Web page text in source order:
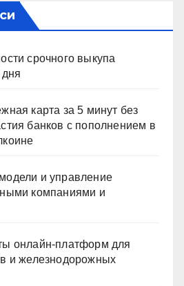
срочного выкупа
дня
карта за 5 минут без
банков с пополнением в
и управление
компаниями и
онлайн-платформ для
и железнодорожных